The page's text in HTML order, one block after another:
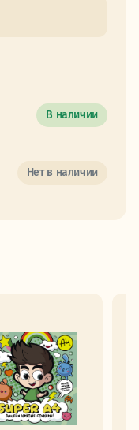
В наличии
Нет в наличии